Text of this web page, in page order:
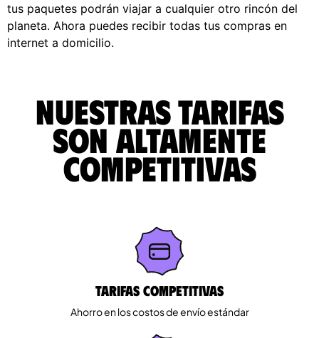
tus paquetes podrán viajar a cualquier otro rincón del
planeta. Ahora puedes recibir todas tus compras en
internet a domicilio.
Nuestras tarifas
son altamente
competitivas
Tarifas competitivas
Ahorro en los costos de envío estándar